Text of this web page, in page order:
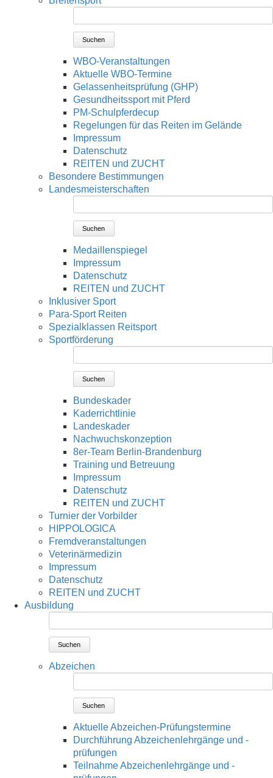
Suchen
WBO-Veranstaltungen
Aktuelle WBO-Termine
Gelassenheitsprüfung (GHP)
Gesundheitssport mit Pferd
PM-Schulpferdecup
Regelungen für das Reiten im Gelände
Impressum
Datenschutz
REITEN und ZUCHT
Besondere Bestimmungen
Landesmeisterschaften
Suchen
Medaillenspiegel
Impressum
Datenschutz
REITEN und ZUCHT
Inklusiver Sport
Para-Sport Reiten
Spezialklassen Reitsport
Sportförderung
Suchen
Bundeskader
Kaderrichtlinie
Landeskader
Nachwuchskonzeption
8er-Team Berlin-Brandenburg
Training und Betreuung
Impressum
Datenschutz
REITEN und ZUCHT
Turnier der Vorbilder
HIPPOLOGICA
Fremdveranstaltungen
Veterinärmedizin
Impressum
Datenschutz
REITEN und ZUCHT
Ausbildung
Suchen
Abzeichen
Suchen
Aktuelle Abzeichen-Prüfungstermine
Durchführung Abzeichenlehrgänge und -
prüfungen
Teilnahme Abzeichenlehrgänge und -